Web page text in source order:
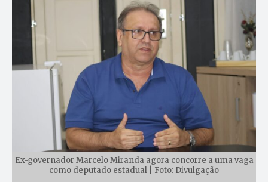
Ex-governador Marcelo Miranda agora concorre a uma vaga
como deputado estadual | Foto: Divulgação